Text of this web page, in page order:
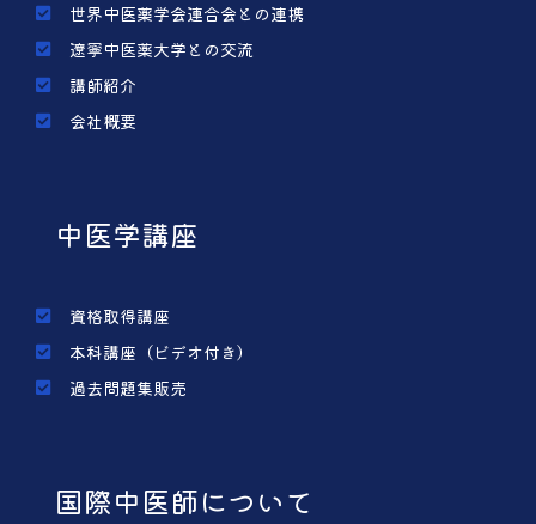
世界中医薬学会連合会との連携
遼寧中医薬大学との交流
講師紹介
会社概要
中医学講座
資格取得講座
本科講座（ビデオ付き）
過去問題集販売
国際中医師について